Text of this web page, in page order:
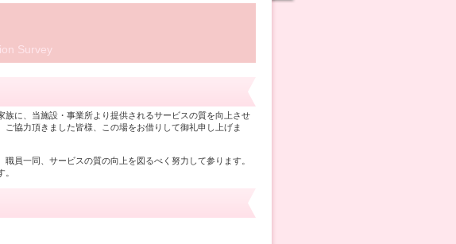
Survey
族に、当施設・事業所より提供されるサービスの質を向上させ
協力頂きました皆様、この場をお借りして御礼申し上げま
員一同、サービスの質の向上を図るべく努力して参ります。